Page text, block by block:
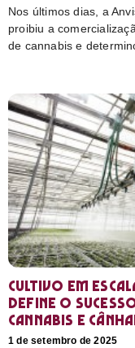
Nos últimos dias, a
proibiu a
de cannabis e
Cultivo em
define o
cannabis e
1 de setembro de 2025